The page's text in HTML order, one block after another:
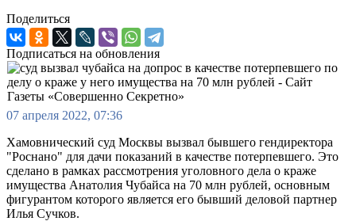
Поделиться
Подписаться на обновления
07 апреля 2022, 07:36
Хамовнический суд Москвы вызвал бывшего гендиректора
"Роснано" для дачи показаний в качестве потерпевшего. Это
сделано в рамках рассмотрения уголовного дела о краже
имущества Анатолия Чубайса на 70 млн рублей, основным
фигурантом которого является его бывший деловой партнер
Илья Сучков.